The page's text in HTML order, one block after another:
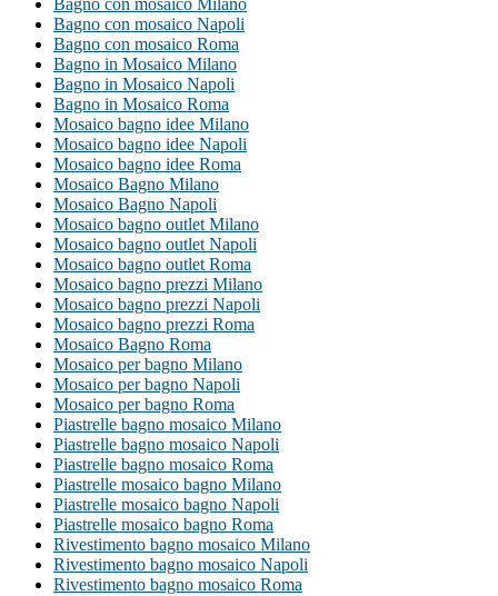
Bagno con mosaico Milano
Bagno con mosaico Napoli
Bagno con mosaico Roma
Bagno in Mosaico Milano
Bagno in Mosaico Napoli
Bagno in Mosaico Roma
Mosaico bagno idee Milano
Mosaico bagno idee Napoli
Mosaico bagno idee Roma
Mosaico Bagno Milano
Mosaico Bagno Napoli
Mosaico bagno outlet Milano
Mosaico bagno outlet Napoli
Mosaico bagno outlet Roma
Mosaico bagno prezzi Milano
Mosaico bagno prezzi Napoli
Mosaico bagno prezzi Roma
Mosaico Bagno Roma
Mosaico per bagno Milano
Mosaico per bagno Napoli
Mosaico per bagno Roma
Piastrelle bagno mosaico Milano
Piastrelle bagno mosaico Napoli
Piastrelle bagno mosaico Roma
Piastrelle mosaico bagno Milano
Piastrelle mosaico bagno Napoli
Piastrelle mosaico bagno Roma
Rivestimento bagno mosaico Milano
Rivestimento bagno mosaico Napoli
Rivestimento bagno mosaico Roma